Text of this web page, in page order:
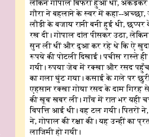
लेकिन गोपाल बिफरा हुआ था, अकड़कर
गौरा ने बहलाने के स्वर में कहा--
लौड़ी के बजाय रानी बनी हुई थी,
रख दी। गोपाल दांत पीसकर उठा,
सुन ली थीं और दुआ कर रहे थे कि ऐ
रूपये की पोटली दिखाई। पचीस रास्ते
गयी। रुपया जेब में रक्खा और रसद
का गला घुंट गया। कसाई के गले पर छुरी
एहसान रक्खा गोया रसद के दाम गिरह
की खूब खबर ली। गाँव में रात भर यही
विपत्ति आई थी। वह टल गयी। पितरों
ने, गोपाल की रक्षा की। यह उन्हीं का
लाजिमी हो गयी।